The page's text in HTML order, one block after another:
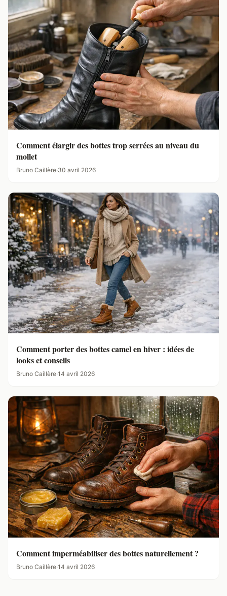
Comment élargir des bottes trop serrées au niveau du
mollet
Bruno Caillère·30 avril 2026
Comment porter des bottes camel en hiver : idées de
looks et conseils
Bruno Caillère·14 avril 2026
Comment imperméabiliser des bottes naturellement ?
Bruno Caillère·14 avril 2026